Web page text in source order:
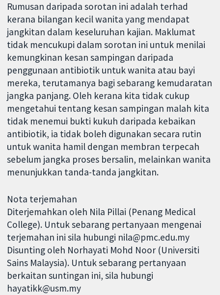
Rumusan daripada sorotan ini adalah terhad
kerana bilangan kecil wanita yang mendapat
jangkitan dalam keseluruhan kajian. Maklumat
tidak mencukupi dalam sorotan ini untuk menilai
kemungkinan kesan sampingan daripada
penggunaan antibiotik untuk wanita atau bayi
mereka, terutamanya bagi sebarang kemudaratan
jangka panjang. Oleh kerana kita tidak cukup
mengetahui tentang kesan sampingan malah kita
tidak menemui bukti kukuh daripada kebaikan
antibiotik, ia tidak boleh digunakan secara rutin
untuk wanita hamil dengan membran terpecah
sebelum jangka proses bersalin, melainkan wanita
menunjukkan tanda-tanda jangkitan.
Nota terjemahan
Diterjemahkan oleh Nila Pillai (Penang Medical
College). Untuk sebarang pertanyaan mengenai
terjemahan ini sila hubungi nila@pmc.edu.my
Disunting oleh Norhayati Mohd Noor (Universiti
Sains Malaysia). Untuk sebarang pertanyaan
berkaitan suntingan ini, sila hubungi
hayatikk@usm.my